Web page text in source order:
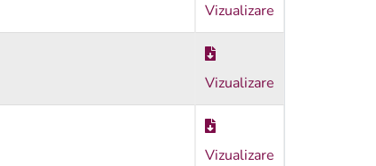
Vizualizare
Vizualizare
Vizualizare